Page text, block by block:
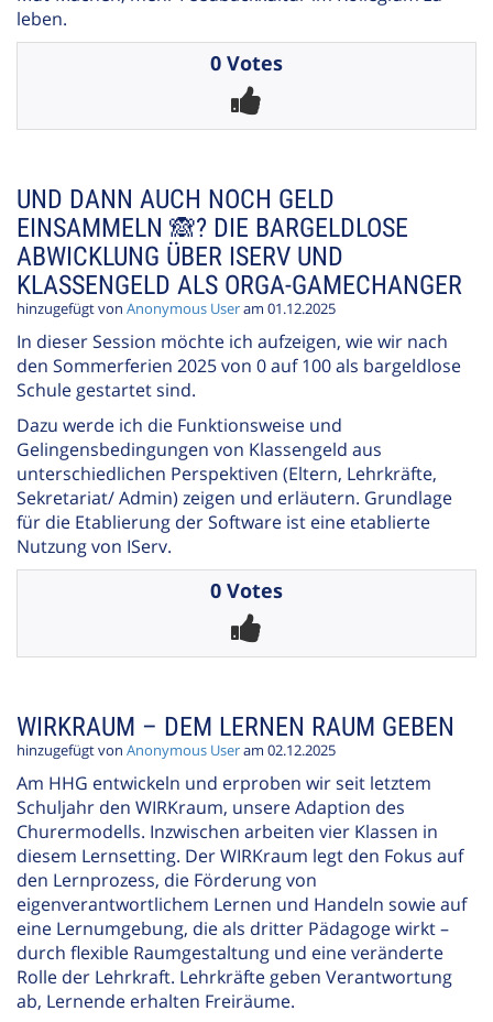
leben.
0 Votes
UND DANN AUCH NOCH GELD
EINSAMMELN 🙈? DIE BARGELDLOSE
ABWICKLUNG ÜBER ISERV UND
KLASSENGELD ALS ORGA-GAMECHANGER
hinzugefügt von Anonymous Useram 01.12.2025
In dieser Session möchte ich aufzeigen, wie wir nach
den Sommerferien 2025 von 0 auf 100 als bargeldlose
Schule gestartet sind.
Dazu werde ich die Funktionsweise und
Gelingensbedingungen von Klassengeld aus
unterschiedlichen Perspektiven (Eltern, Lehrkräfte,
Sekretariat/ Admin) zeigen und erläutern. Grundlage
für die Etablierung der Software ist eine etablierte
Nutzung von IServ.
0 Votes
WIRKRAUM – DEM LERNEN RAUM GEBEN
hinzugefügt von Anonymous Useram 02.12.2025
Am HHG entwickeln und erproben wir seit letztem
Schuljahr den WIRKraum, unsere Adaption des
Churermodells. Inzwischen arbeiten vier Klassen in
diesem Lernsetting. Der WIRKraum legt den Fokus auf
den Lernprozess, die Förderung von
eigenverantwortlichem Lernen und Handeln sowie auf
eine Lernumgebung, die als dritter Pädagoge wirkt –
durch flexible Raumgestaltung und eine veränderte
Rolle der Lehrkraft. Lehrkräfte geben Verantwortung
ab, Lernende erhalten Freiräume.